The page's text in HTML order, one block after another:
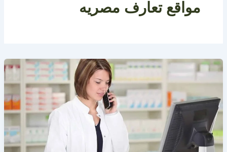
مواقع تعارف مصريه